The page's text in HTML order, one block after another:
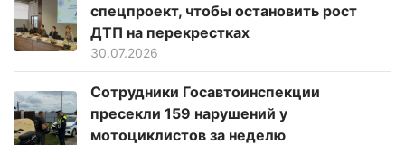
спецпроект, чтобы остановить рост
ДТП на перекрестках
30.07.2026
Сотрудники Госавтоинспекции
пресекли 159 нарушений у
мотоциклистов за неделю